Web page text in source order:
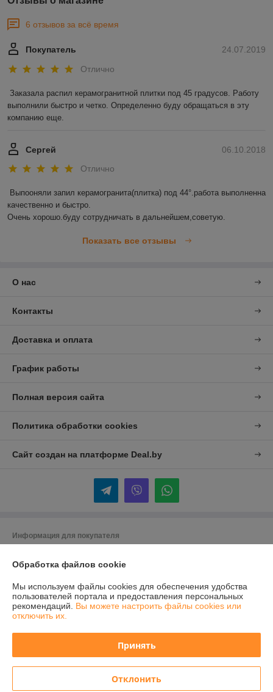
6 отзывов за всё время
24.07.2019
Покупатель
Отлично
Заказала распил керамогранитной плитки под 45 градусов. Работу
выполнили быстро и четко. Определенно буду обращаться в эту
компанию еще.
06.10.2018
Сергей
Отлично
Выпооняли запил керамогранита(плитка) под 44°.работа выполненна
качественно и быстро.
Очень хорошо.буду сотрудничать в дальнейшем,советую.
Показать все отзывы
О нас
Контакты
Доставка и оплата
График работы
Полная версия сайта
Политика обработки cookies
Сайт создан на платформе Deal.by
Информация для покупателя
220040, Минск, ул. Максима Богдановича, 149А, комн.25
Регистрационный номер ЕГР: 192165605
УНП: 192165605
Дата регистрации компании: 21.11.2013
Местонахождение книги жалоб и предложений: Минск. ул. Ложинская,
16-428
Обработка файлов cookie
Мы используем файлы cookies для обеспечения удобства
пользователей портала и предоставления персональных
рекомендаций. Вы можете настроить файлы cookies или
отключить их.
Принять
Отклонить